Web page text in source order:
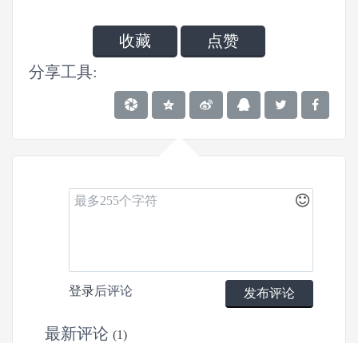
收藏
点赞
分享工具:
登录后评论 发布评论
最新评论 (1)
3 0